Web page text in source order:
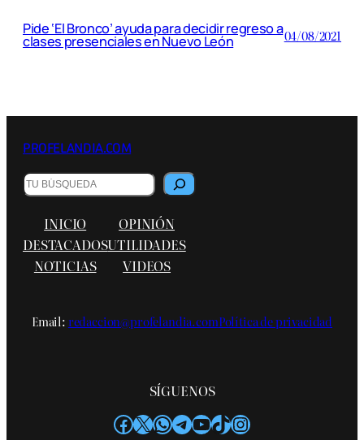
Pide ‘El Bronco’ ayuda para decidir regreso a
clases presenciales en Nuevo León 04/08/2021
PROFELANDIA.COM
Buscar
INICIO
DESTACADOS
NOTICIAS
OPINIÓN
UTILIDADES
VIDEOS
Email:redaccion@profelandia.comPolítica de privacidad
SÍGUENOS
Facebook
X WhatsApp
Telegram
YouTube
TikTok
Instagram